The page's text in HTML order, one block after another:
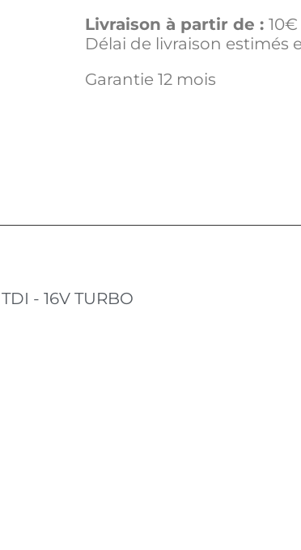
Livraison à partir de : 10€
Délai de livraison estimés
Garantie 12 mois
- 16V TURBO